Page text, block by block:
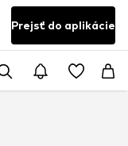
Prejsť do aplikácie